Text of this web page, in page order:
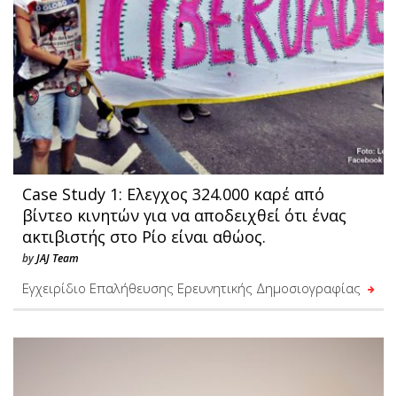
Case Study 1: Ελεγχος 324.000 καρέ από
βίντεο κινητών για να αποδειχθεί ότι ένας
ακτιβιστής στο Ρίο είναι αθώος.
byJAJ Team
Εγχειρίδιο Επαλήθευσης Ερευνητικής Δημοσιογραφίας